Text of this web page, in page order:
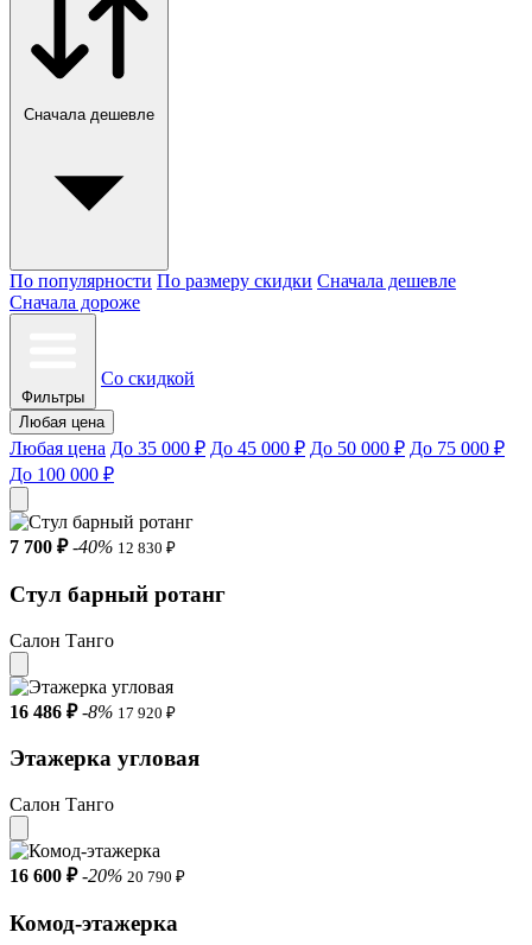
Сначала дешевле
По популярности По размеру скидки Сначала дешевле
Сначала дороже
Фильтры
Со скидкой
Любая цена
Любая цена До 35 000 ₽ До 45 000 ₽ До 50 000 ₽ До 75 000 ₽
До 100 000 ₽
7 700 ₽ -40% 12 830 ₽
Стул барный ротанг
Салон Танго
16 486 ₽ -8% 17 920 ₽
Этажерка угловая
Салон Танго
16 600 ₽ -20% 20 790 ₽
Комод-этажерка